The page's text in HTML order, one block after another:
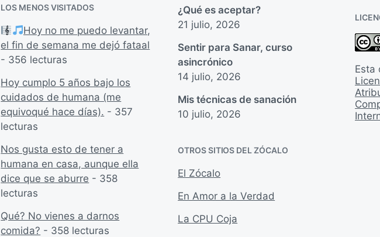
LOS MENOS VISITADOS
Hoy no me puedo levantar,
el fin de semana me dejó fataal
- 356 lecturas
Hoy cumplo 5 años bajo los
cuidados de humana (me
equivoqué hace días). - 357
lecturas
Nos gusta esto de tener a
humana en casa, aunque ella
dice que se aburre - 358
lecturas
Qué? No vienes a darnos
comida? - 358 lecturas
¿Qué es aceptar?
21 julio, 2026
Sentir para Sanar, curso
asincrónico
14 julio, 2026
Mis técnicas de sanación
10 julio, 2026
OTROS SITIOS DEL ZÓCALO
El Zócalo
En Amor a la Verdad
La CPU Coja
Esta